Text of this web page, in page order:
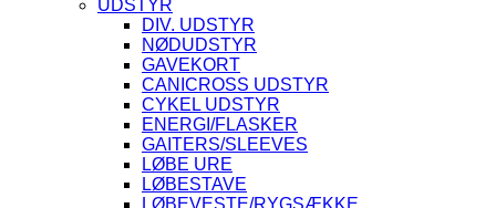
UDSTYR
DIV. UDSTYR
NØDUDSTYR
GAVEKORT
CANICROSS UDSTYR
CYKEL UDSTYR
ENERGI/FLASKER
GAITERS/SLEEVES
LØBE URE
LØBESTAVE
LØBEVESTE/RYGSÆKKE